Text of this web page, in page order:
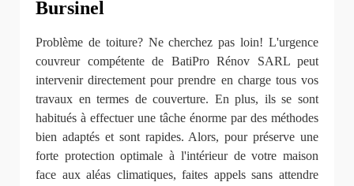
Bursinel
Problème de toiture? Ne cherchez pas loin! L'urgence
couvreur compétente de BatiPro Rénov SARL peut
intervenir directement pour prendre en charge tous vos
travaux en termes de couverture. En plus, ils se sont
habitués à effectuer une tâche énorme par des méthodes
bien adaptés et sont rapides. Alors, pour préserve une
forte protection optimale à l'intérieur de votre maison
face aux aléas climatiques, faites appels sans attendre